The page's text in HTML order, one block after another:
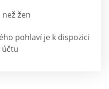
žen
pohlaví je k dispozici
účtu